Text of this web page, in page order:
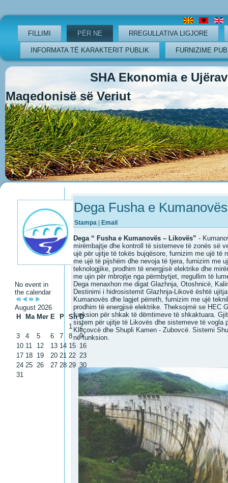
FILLIMI PËR NE RREGULLATIVA LIGJORE
INFORMATA TË KARAKTERIT PUBLIK FURNIZIME
SHA Ekonomia e
Maqedonisë së Veriut
No event in
the calendar
August 2026
H
Ma Mer E P Sh D
1
2
3
4 5 6 7 8
9
10 11 12 13 14 15 16
17 18 19 20 21 22 23
24 25 26 27 28 29 30
31
Dega Fusha e
Stampa Email
Dega “ Fusha e Kumanovës – Likovës” -
mirëmbajtje dhe kontroll të sistemeve të zonës së
ujë për ujitje të tokës bujqësore, furnizim me ujë të
me ujë të pijshëm dhe nevoja të tjera, furnizim me
teknologjike, prodhim të energjisë elektrike dhe
me ujin për mbrojtje nga përmbytjet, rregullim të
Dega menaxhon me digat Glazhnja, Otoshnicë,
Destinimi i hidrosistemit Glazhnja-Likovë është
Kumanovës dhe lagjet përreth, furnizim me ujë
prodhim të energjisë elektrike. Theksojmë se HEC
funksion për shkak të dëmtimeve të shkaktuara.
sistem për ujitje të Likovës dhe sistemeve të vogla
Kleçovcë dhe Shupli Kamen - Zubovcë. Sistemi
në funksion.